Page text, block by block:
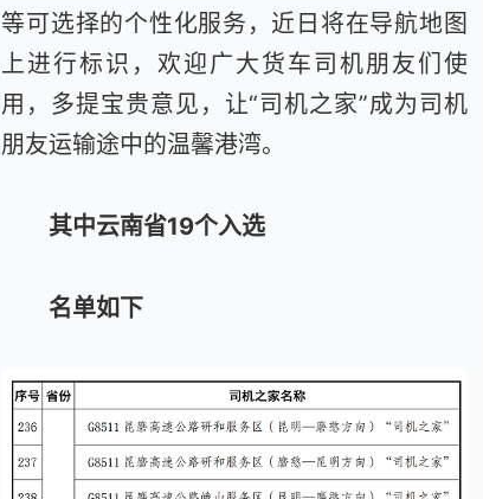
等可选择的个性化服务，近日将在导航地图
上进行标识，欢迎广大货车司机朋友们使
用，多提宝贵意见，让“司机之家”成为司机
朋友运输途中的温馨港湾。
其中云南省19个入选
名单如下